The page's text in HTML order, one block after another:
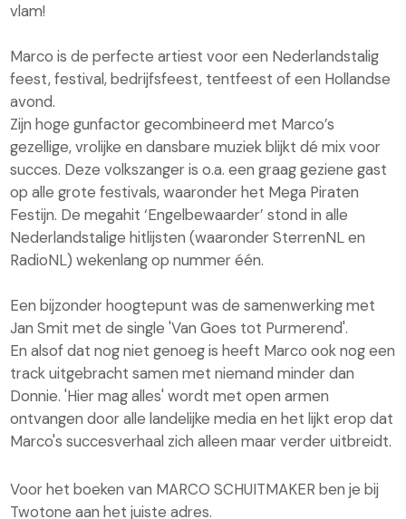
vlam!
Marco is de perfecte artiest voor een Nederlandstalig
feest, festival, bedrijfsfeest, tentfeest of een Hollandse
avond.
Zijn hoge gunfactor gecombineerd met Marco’s
gezellige, vrolijke en dansbare muziek blijkt dé mix voor
succes. Deze volkszanger is o.a. een graag geziene gast
op alle grote festivals, waaronder het Mega Piraten
Festijn. De megahit ‘Engelbewaarder’ stond in alle
Nederlandstalige hitlijsten (waaronder SterrenNL en
RadioNL) wekenlang op nummer één.
Een bijzonder hoogtepunt was de samenwerking met
Jan Smit met de single 'Van Goes tot Purmerend'.
En alsof dat nog niet genoeg is heeft Marco ook nog een
track uitgebracht samen met niemand minder dan
Donnie. 'Hier mag alles' wordt met open armen
ontvangen door alle landelijke media en het lijkt erop dat
Marco's succesverhaal zich alleen maar verder uitbreidt.
Voor het boeken van MARCO SCHUITMAKER ben je bij
Twotone aan het juiste adres.